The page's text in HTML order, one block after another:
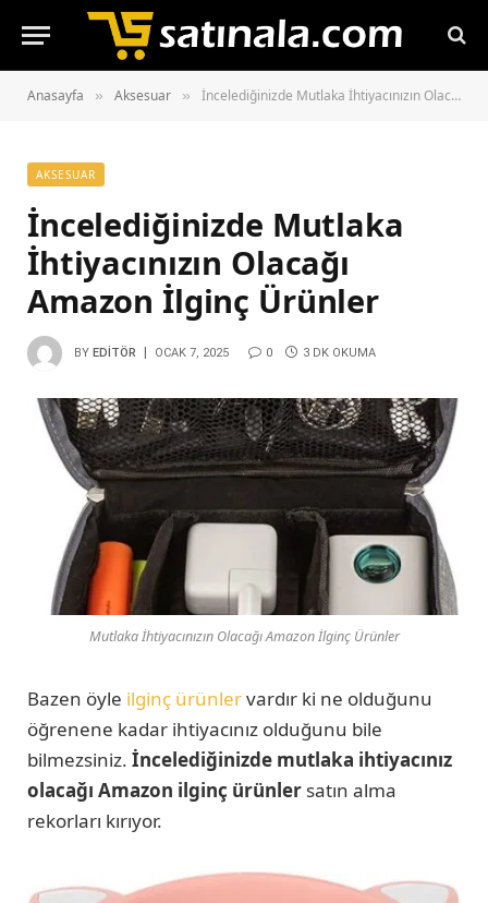
Anasayfa » Aksesuar » İncelediğinizde Mutlaka İhtiyacınızın Olacağı Amazon İlginç Ürünler
AKSESUAR
İncelediğinizde Mutlaka
İhtiyacınızın Olacağı
Amazon İlginç Ürünler
BY EDITÖR OCAK 7, 2025 0 3 DK OKUMA
Mutlaka İhtiyacınızın Olacağı Amazon İlginç Ürünler
Bazen öyle ilginç ürünlervardır ki ne olduğunu
öğrenene kadar ihtiyacınız olduğunu bile
bilmezsiniz. İncelediğinizde mutlaka ihtiyacınız
olacağı Amazon ilginç ürünler satın alma
rekorları kırıyor.